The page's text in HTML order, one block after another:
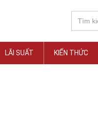
LÃI SUẤT KIẾN THỨC